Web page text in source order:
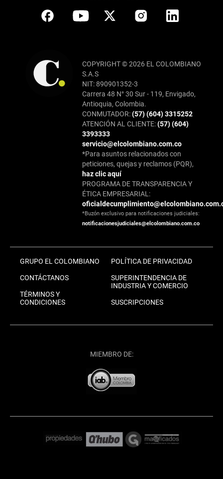
COPYRIGHT © 2026 EL COLOMBIANO
S.A.S
NIT: 890901352-3
Carrera 48 N° 30 Sur - 119, Envigado,
Antioquia, Colombia.
CONMUTADOR:(57) (604) 3315252
ATENCIÓN AL CLIENTE:(57) (604)
3393333
servicio@elcolombiano.com.co
*Para asuntos relacionados con
peticiones, quejas y reclamos (PQR),
haz clic aquí
PROGRAMA DE TRANSPARENCIA Y
ÉTICA EMPRESARIAL:
*Buzón exclusivo para notificaciones judiciales:
notificacionesjudiciales@elcolombiano.com.co
GRUPO EL COLOMBIANO
CONTÁCTANOS
TÉRMINOS Y
CONDICIONES
POLÍTICA DE PRIVACIDAD
SUPERINTENDENCIA DE
INDUSTRIA Y COMERCIO
SUSCRIPCIONES
MIEMBRO DE: